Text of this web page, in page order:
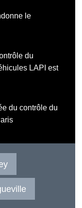
le
du
LAPI est
du contrôle du